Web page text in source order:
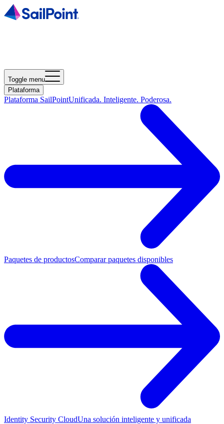
Toggle menu
Plataforma
Plataforma SailPointUnificada. Inteligente. Poderosa.
Paquetes de productosComparar paquetes disponibles
Identity Security CloudUna solución inteligente y unificada